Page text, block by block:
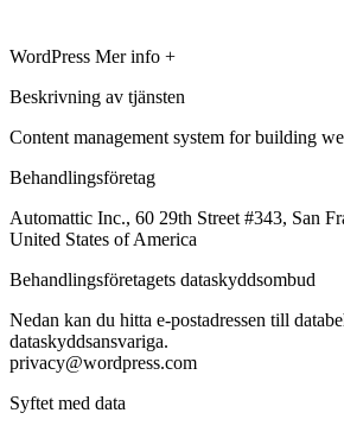
WordPress Mer info +
Beskrivning av tjänsten
Content management system for building
Behandlingsföretag
Automattic Inc., 60 29th Street #343, San
United States of America
Behandlingsföretagets dataskyddsombud
Nedan kan du hitta e-postadressen till
dataskyddsansvariga.
privacy@wordpress.com
Syftet med data